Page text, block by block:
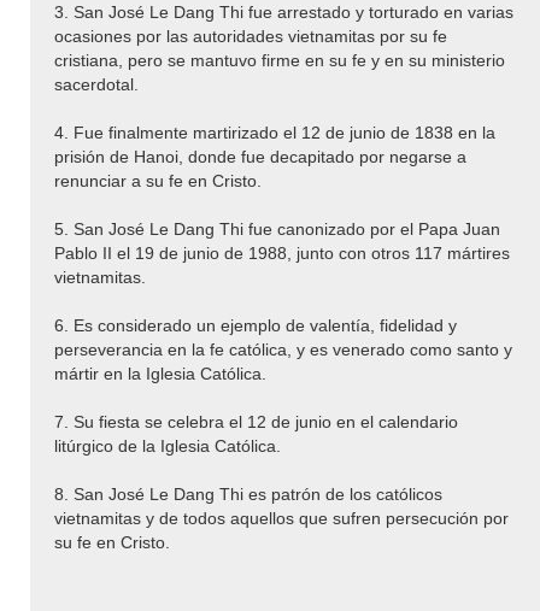
3. San José Le Dang Thi fue arrestado y torturado en varias
ocasiones por las autoridades vietnamitas por su fe
cristiana, pero se mantuvo firme en su fe y en su ministerio
sacerdotal.
4. Fue finalmente martirizado el 12 de junio de 1838 en la
prisión de Hanoi, donde fue decapitado por negarse a
renunciar a su fe en Cristo.
5. San José Le Dang Thi fue canonizado por el Papa Juan
Pablo II el 19 de junio de 1988, junto con otros 117 mártires
vietnamitas.
6. Es considerado un ejemplo de valentía, fidelidad y
perseverancia en la fe católica, y es venerado como santo y
mártir en la Iglesia Católica.
7. Su fiesta se celebra el 12 de junio en el calendario
litúrgico de la Iglesia Católica.
8. San José Le Dang Thi es patrón de los católicos
vietnamitas y de todos aquellos que sufren persecución por
su fe en Cristo.